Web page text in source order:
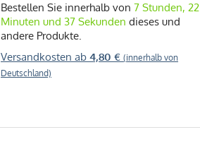
Bestellen Sie innerhalb von 7 Stunden, 22
Minuten und 36 Sekunden dieses und
andere Produkte.
Versandkosten ab 4,80 € (innerhalb von
Deutschland)